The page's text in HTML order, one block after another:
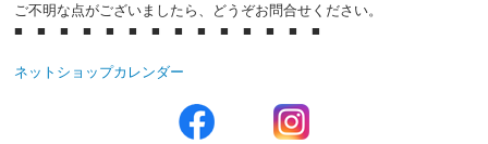
ご不明な点がございましたら、どうぞお問合せください。
■ ■ ■ ■ ■ ■ ■ ■ ■ ■ ■ ■ ■ ■
ネットショップカレンダー